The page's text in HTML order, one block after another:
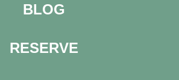
BLOG
RESERVE